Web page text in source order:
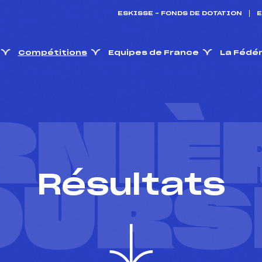
ESKISSE – FONDS DE DOTATION
Compétitions Equipes de France La
Résultats